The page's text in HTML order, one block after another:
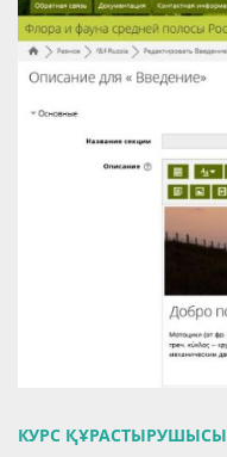
КУРС ҚҰРАСТЫРУШЫСЫ